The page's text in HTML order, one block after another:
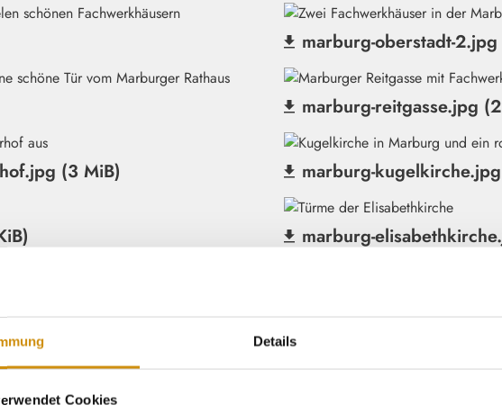
Details
Cookies
marburg-oberstadt-
(Datei herunterladen)
marburg-reitgasse.jpg
(Datei herunterladen)
(3 MiB) marburg-
(Datei herunterladen)
marburg-
(Datei herunterladen)
marburg-
(734 KiB) marburg-froschkoenig-
(Datei herunterladen)